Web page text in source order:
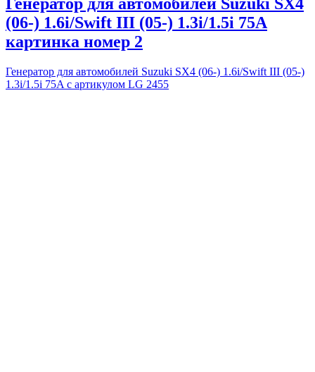
(06-) 1.6i/Swift III (05-) 1.3i/1.5i 75A
картинка номер 2
Генератор для автомобилей Suzuki SX4 (06-) 1.6i/Swift III (05-)
1.3i/1.5i 75A с артикулом LG 2455